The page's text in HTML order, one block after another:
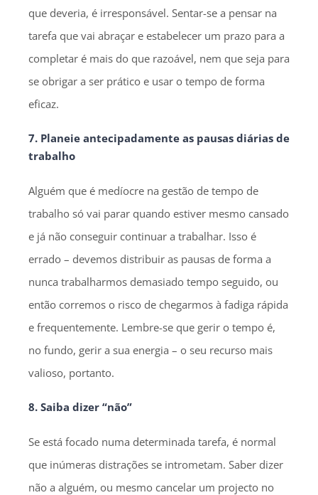
que deveria, é irresponsável. Sentar-se a pensar na
tarefa que vai abraçar e estabelecer um prazo para a
completar é mais do que razoável, nem que seja para
se obrigar a ser prático e usar o tempo de forma
eficaz.
7. Planeie antecipadamente as pausas diárias de
trabalho
Alguém que é medíocre na gestão de tempo de
trabalho só vai parar quando estiver mesmo cansado
e já não conseguir continuar a trabalhar. Isso é
errado – devemos distribuir as pausas de forma a
nunca trabalharmos demasiado tempo seguido, ou
então corremos o risco de chegarmos à fadiga rápida
e frequentemente. Lembre-se que gerir o tempo é,
no fundo, gerir a sua energia – o seu recurso mais
valioso, portanto.
8. Saiba dizer “não”
Se está focado numa determinada tarefa, é normal
que inúmeras distrações se intrometam. Saber dizer
não a alguém, ou mesmo cancelar um projecto no